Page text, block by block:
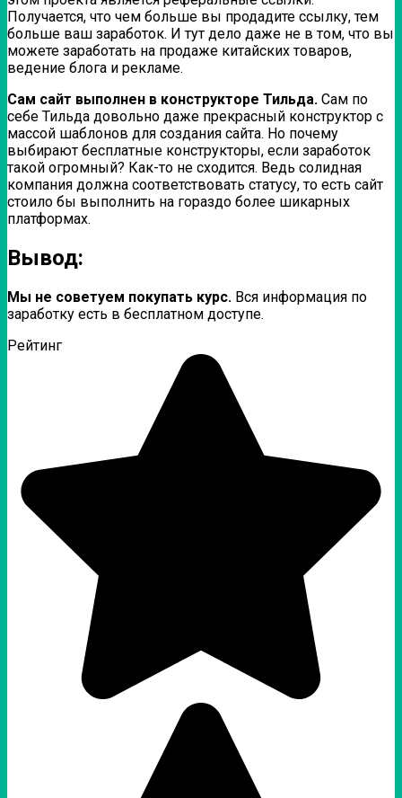
Получается, что чем больше вы продадите ссылку, тем
больше ваш заработок. И тут дело даже не в том, что вы
можете заработать на продаже китайских товаров,
ведение блога и рекламе.
Сам сайт выполнен в конструкторе Тильда. Сам по
себе Тильда довольно даже прекрасный конструктор с
массой шаблонов для создания сайта. Но почему
выбирают бесплатные конструкторы, если заработок
такой огромный? Как-то не сходится. Ведь солидная
компания должна соответствовать статусу, то есть сайт
стоило бы выполнить на гораздо более шикарных
платформах.
Вывод:
Мы не советуем покупать курс. Вся информация по
заработку есть в бесплатном доступе.
Рейтинг